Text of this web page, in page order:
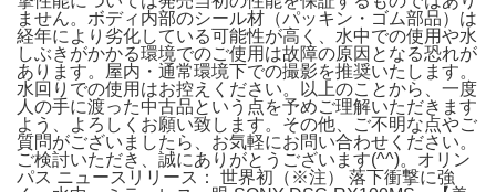
ません。ボディ内部のシール材（パッキン・ゴム部品）は
経年により劣化している可能性が高く、水中での使用や水
しぶきがかかる環境でのご使用は故障の原因となる恐れが
あります。屋内・通常環境下での撮影を推奨いたします。
水回りでの使用はお控えください。以上のことから、一度
人の手に渡った中古品という点を予めご理解いただきます
よう、よろしくお願い致します。その他、ご不明な点やご
質問がございましたら、お気軽にお問い合わせください。
ご検討いただき、誠にありがとうございます(^^)。オリン
パス ニュースリリース： 世界初（※注） 落下衝撃に強